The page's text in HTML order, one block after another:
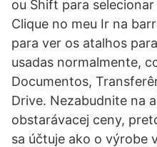
ou Shift para
Clique no meu Ir na
para ver os atalhos
usadas normalmente,
Documentos,
Drive. Nezabudnite na
obstarávacej ceny,
sa účtuje ako o výrobe